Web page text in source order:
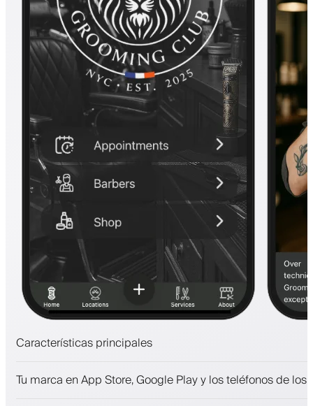
Características principales
Pagos, depósito de seguridad
Tu marca en App Store, Google Play y los teléfonos de los